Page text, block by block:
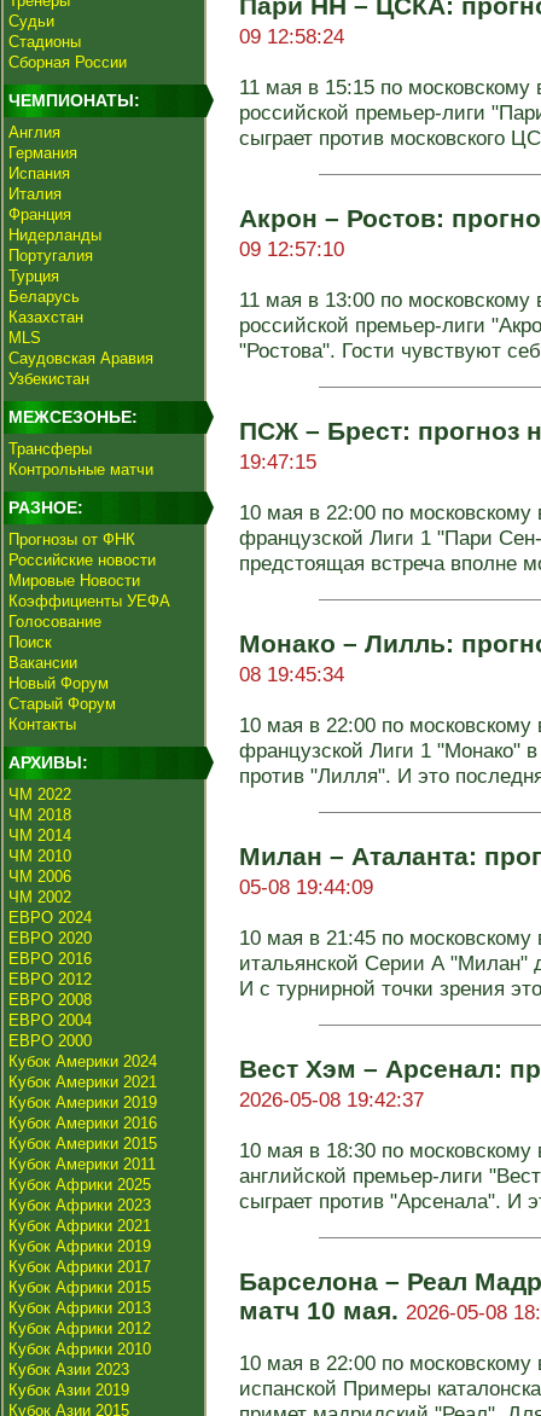
Судьи
Стадионы
Сборная России
ЧЕМПИОНАТЫ:
Англия
Германия
Испания
Италия
Франция
Нидерланды
Португалия
Турция
Беларусь
Казахстан
MLS
Саудовская Аравия
Узбекистан
МЕЖСЕЗОНЬЕ:
Трансферы
Контрольные матчи
РАЗНОЕ:
Прогнозы от ФНК
Российские новости
Мировые Новости
Коэффициенты УЕФА
Голосование
Поиск
Вакансии
Новый Форум
Старый Форум
Контакты
АРХИВЫ:
ЧМ 2022
ЧМ 2018
ЧМ 2014
ЧМ 2010
ЧМ 2006
ЧМ 2002
ЕВРО 2024
ЕВРО 2020
ЕВРО 2016
ЕВРО 2012
ЕВРО 2008
ЕВРО 2004
ЕВРО 2000
Кубок Америки 2024
Кубок Америки 2021
Кубок Америки 2019
Кубок Америки 2016
Кубок Америки 2015
Кубок Америки 2011
Кубок Африки 2025
Кубок Африки 2023
Кубок Африки 2021
Кубок Африки 2019
Кубок Африки 2017
Кубок Африки 2015
Кубок Африки 2013
Кубок Африки 2012
Кубок Африки 2010
Кубок Азии 2023
Кубок Азии 2019
Кубок Азии 2015
09 12:58:24
11 мая в 15:15 по московскому
российской премьер-лиги
сыграет против московского
Акрон – Ростов:
09 12:57:10
11 мая в 13:00 по московскому
российской премьер-лиги
"Ростова". Гости чувствуют
ПСЖ – Брест: прогноз
19:47:15
10 мая в 22:00 по московскому
французской Лиги 1 "Пари
предстоящая встреча вполне
Монако – Лилль:
08 19:45:34
10 мая в 22:00 по московскому
французской Лиги 1 "Монако"
против "Лилля". И это
Милан – Аталанта:
05-08 19:44:09
10 мая в 21:45 по московскому
итальянской Серии А "Милан"
И с турнирной точки зрения
Вест Хэм – Арсенал:
2026-05-08 19:42:37
10 мая в 18:30 по московскому
английской премьер-лиги
сыграет против "Арсенала". И
Барселона – Реал
матч 10 мая. 2026-05-08
10 мая в 22:00 по московскому
испанской Примеры